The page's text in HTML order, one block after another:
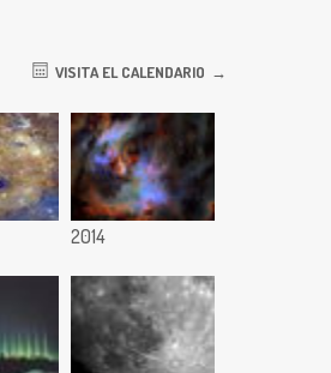
VISITA EL CALENDARIO
2014